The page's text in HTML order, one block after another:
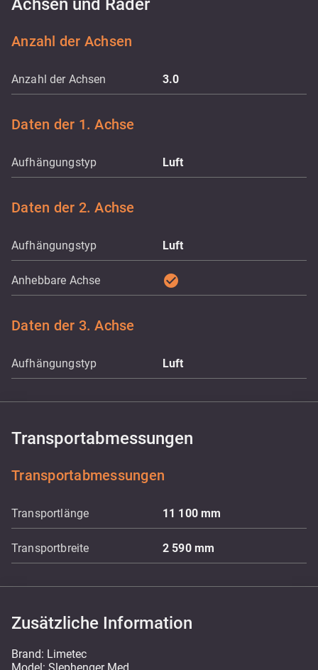
Achsen und Räder
Anzahl der Achsen
Anzahl der Achsen 3.0
Daten der 1. Achse
Aufhängungstyp Luft
Daten der 2. Achse
Aufhängungstyp Luft
Anhebbare Achse check_circle
Daten der 3. Achse
Aufhängungstyp Luft
Transportabmessungen
Transportabmessungen
Transportlänge 11 100mm
Transportbreite 2 590 mm
Zusätzliche Information
Brand: Limetec